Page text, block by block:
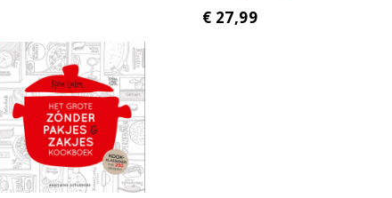
€ 27,99